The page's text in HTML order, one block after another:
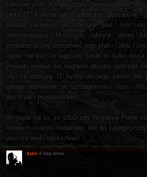
bardziej dziki i chaotyczny, jednocześnie jest
płyta IT. Kolejna wizja zepsutej, dystopijnej
miasta, którego architektura jest tym
dezorientująca. Muzyczny labirynt, przez
przedzierać, by zrozumieć jego plan... albo i
ogóle nie być, a logiczny świat to tylko
zespołu wydaje się nagranie albumu opartego
się, że muzycy IT byliby do tego zdolni. Na
pewno brzmienie, w szczególności basu.
gęsto jak i przestrzennie.
Wygląda na to, że DSO czy Negative Plane
rejonach muzyki metalowej. Ale do
jeszcze wielu odsłuchów.
kurz 4 lata temu